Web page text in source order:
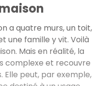
a quatre murs, un toit,
une famille y vit. Voilà
Mais en réalité, la
complexe et recouvre
Elle peut, par exemple,